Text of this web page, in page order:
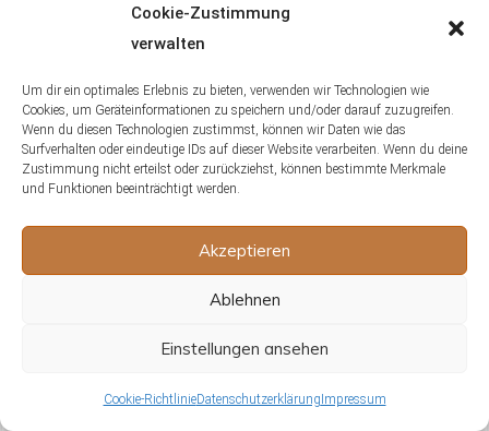
Cookie-Zustimmung
verwalten
Um dir ein optimales Erlebnis zu bieten, verwenden wir Technologien wie
Cookies, um Geräteinformationen zu speichern und/oder darauf zuzugreifen.
Wenn du diesen Technologien zustimmst, können wir Daten wie das
Surfverhalten oder eindeutige IDs auf dieser Website verarbeiten. Wenn du deine
Zustimmung nicht erteilst oder zurückziehst, können bestimmte Merkmale
und Funktionen beeinträchtigt werden.
Akzeptieren
Ablehnen
Einstellungen ansehen
Cookie-RichtlinieDatenschutzerklärung Impressum
Wie kann man die Lebenserwartung
von Wellensittichen in Gefangenschaft
positiv beeinflussen?
Um die Lebenserwartung von
Wellensittichen in Gefangenschaft positiv zu
ausgewogene Ernährung, regelmäßigen
Freiflug für ausreichend Bewegung, eine
saubere und sichere Umgebung sowie die
Gesellschaft eines Artgenossen bieten, da
regelmäßige gesundheitliche Überwachung